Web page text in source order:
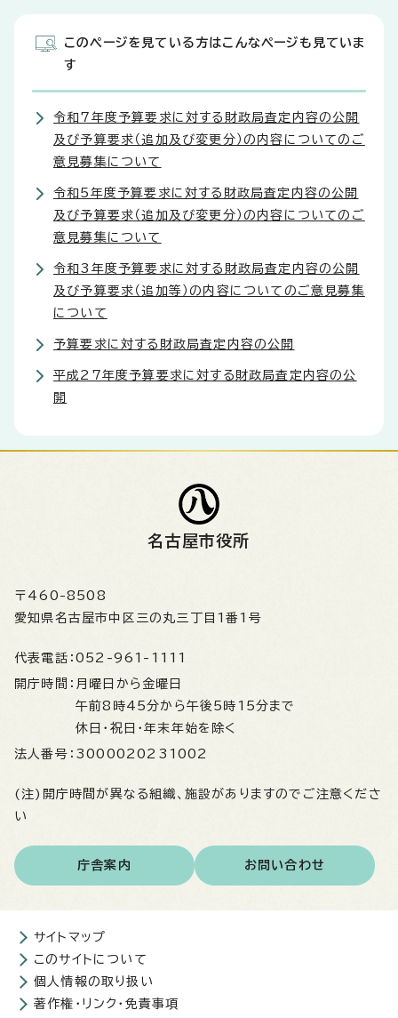
このページを見ている方はこんなページも見ていま
す
令和7年度予算要求に対する財政局査定内容の公開
及び予算要求（追加及び変更分）の内容についてのご
意見募集について
令和5年度予算要求に対する財政局査定内容の公開
及び予算要求（追加及び変更分）の内容についてのご
意見募集について
令和3年度予算要求に対する財政局査定内容の公開
及び予算要求（追加等）の内容についてのご意見募集
について
予算要求に対する財政局査定内容の公開
平成27年度予算要求に対する財政局査定内容の公
開
名古屋市役所
〒460-8508
愛知県名古屋市中区三の丸三丁目1番1号
代表電話： 052-961-1111
開庁時間： 月曜日から金曜日
午前8時45分から午後5時15分まで
休日・祝日・年末年始を除く
法人番号： 3000020231002
(注)開庁時間が異なる組織、施設がありますのでご注意くださ
い
庁舎案内 お問い合わせ
サイトマップ
このサイトについて
個人情報の取り扱い
著作権・リンク・免責事項